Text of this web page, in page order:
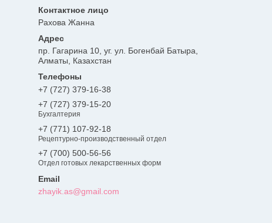
Рахова Жанна
пр. Гагарина 10, уг. ул. Богенбай Батыра,
Алматы, Казахстан
+7 (727) 379-16-38
+7 (727) 379-15-20
Бухгалтерия
+7 (771) 107-92-18
Рецептурно-производственный отдел
+7 (700) 500-56-56
Отдел готовых лекарственных форм
zhayik.as@gmail.com